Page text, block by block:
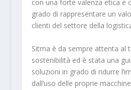
con una forte valenza etica e
grado di rappresentare un
clienti del settore della
Sitma è da sempre attenta al
sostenibilità ed è stata una
soluzioni in grado di ridurre
dall’uso delle proprie